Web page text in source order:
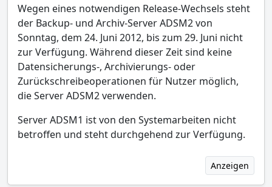
Wegen eines notwendigen Release-Wechsels steht
der Backup- und Archiv-Server ADSM2 von
Sonntag, dem 24. Juni 2012, bis zum 29. Juni nicht
zur Verfügung. Während dieser Zeit sind keine
Datensicherungs-, Archivierungs- oder
Zurückschreibeoperationen für Nutzer möglich,
die Server ADSM2 verwenden.
Server ADSM1 ist von den Systemarbeiten nicht
betroffen und steht durchgehend zur Verfügung.
Anzeigen